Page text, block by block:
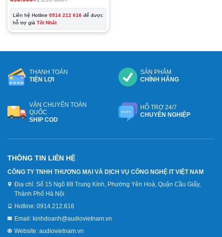
gốc
là:
1.290.000₫.
hiện
tại
là:
690.000₫.
Liên hệ Hotline 0914 212 616 để được
hỗ trợ giá Tốt Nhất
THANH TOÁN
TIỆN LỢI
SẢN PHẨM
CHÍNH HÃNG
VẬN CHUYỂN TOÀN
QUỐC
SHIP COD
HỖ TRỢ 24/7
CHUYÊN NGHIỆP
THÔNG TIN LIÊN HỆ
CÔNG TY TNHH THƯƠNG MẠI VÀ DỊCH VỤ CÔNG NGHỆ IT VIỆT NAM
Địa chỉ: Số 15 Ngõ 88 Trung Kính, Phường Yên Hoà, Quận Cầu Giấy,
Thành Phố Hà Nội
Hotline: 0914.212.616
Email: kinhdoanh@audiovietnam.vn
Website: audiovietnam.vn